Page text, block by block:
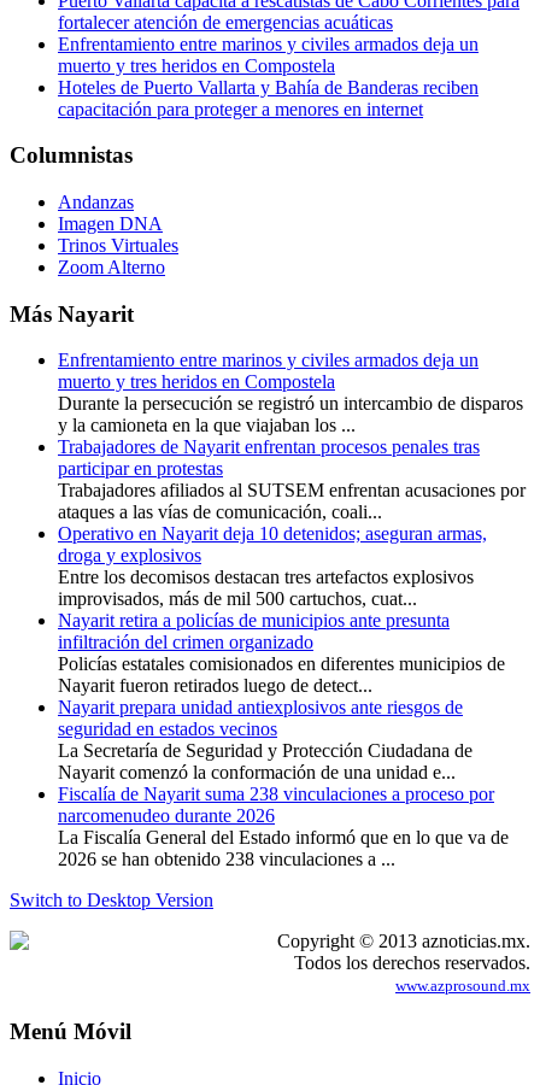
fortalecer atención de emergencias acuáticas
Enfrentamiento entre marinos y civiles armados deja un
muerto y tres heridos en Compostela
Hoteles de Puerto Vallarta y Bahía de Banderas reciben
capacitación para proteger a menores en internet
Columnistas
Andanzas
Imagen DNA
Trinos Virtuales
Zoom Alterno
Más Nayarit
Enfrentamiento entre marinos y civiles armados deja un
muerto y tres heridos en Compostela
Durante la persecución se registró un intercambio de disparos
y la camioneta en la que viajaban los ...
Trabajadores de Nayarit enfrentan procesos penales tras
participar en protestas
Trabajadores afiliados al SUTSEM enfrentan acusaciones por
ataques a las vías de comunicación, coali...
Operativo en Nayarit deja 10 detenidos; aseguran armas,
droga y explosivos
Entre los decomisos destacan tres artefactos explosivos
improvisados, más de mil 500 cartuchos, cuat...
Nayarit retira a policías de municipios ante presunta
infiltración del crimen organizado
Policías estatales comisionados en diferentes municipios de
Nayarit fueron retirados luego de detect...
Nayarit prepara unidad antiexplosivos ante riesgos de
seguridad en estados vecinos
La Secretaría de Seguridad y Protección Ciudadana de
Nayarit comenzó la conformación de una unidad e...
Fiscalía de Nayarit suma 238 vinculaciones a proceso por
narcomenudeo durante 2026
La Fiscalía General del Estado informó que en lo que va de
2026 se han obtenido 238 vinculaciones a ...
Switch to Desktop Version
Copyright © 2013 aznoticias.mx.
Todos los derechos reservados.
www.azprosound.mx
Menú Móvil
Inicio